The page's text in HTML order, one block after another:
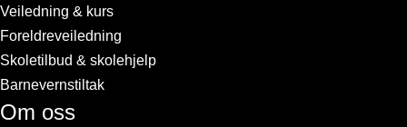
Veiledning & kurs
Foreldreveiledning
Skoletilbud & skolehjelp
Barnevernstiltak
Om oss